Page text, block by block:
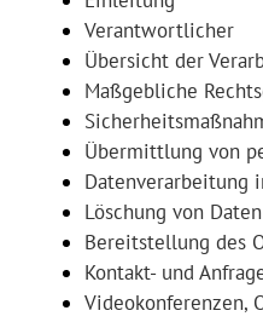
Verantwortlicher
Übersicht der
Maßgebliche
Übermittlung von
Datenverarbeitung
Löschung von Daten
Bereitstellung des
Kontakt- und
Videokonferenzen,